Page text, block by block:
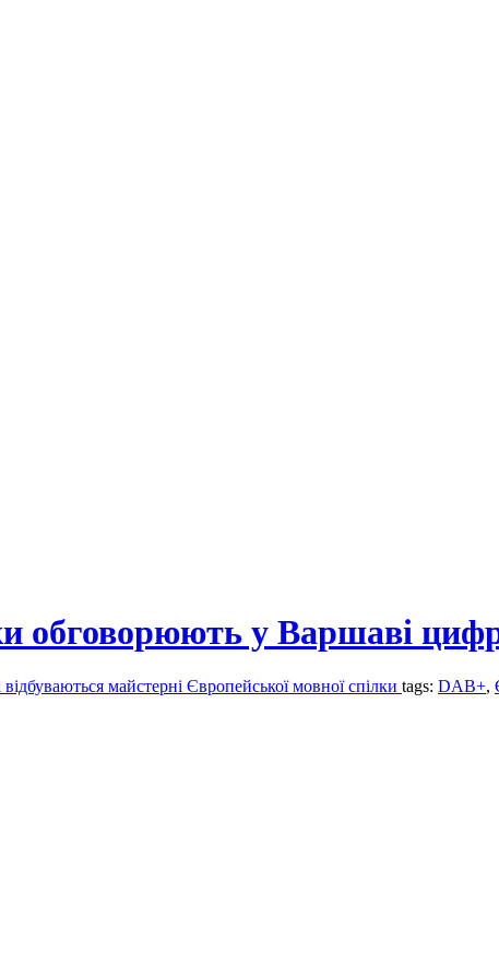
обговорюють у Варшаві
майстерні Європейської мовної спілки tags: DAB+,